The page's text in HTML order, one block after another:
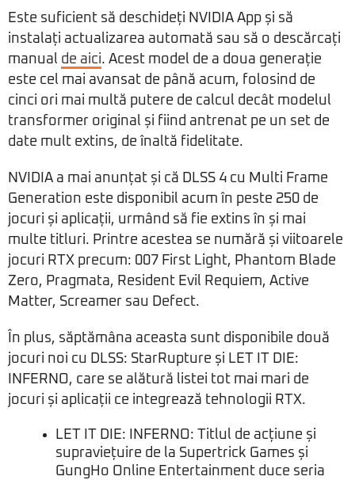
Este suficient să deschideți NVIDIA App și să
instalați actualizarea automată sau să o descărcați
manual de aici. Acest model de a doua generație
este cel mai avansat de până acum, folosind de
cinci ori mai multă putere de calcul decât modelul
transformer original și fiind antrenat pe un set de
date mult extins, de înaltă fidelitate.
NVIDIA a mai anunțat și că DLSS 4 cu Multi Frame
Generation este disponibil acum în peste 250 de
jocuri și aplicații, urmând să fie extins în și mai
multe titluri. Printre acestea se numără și viitoarele
jocuri RTX precum: 007 First Light, Phantom Blade
Zero, Pragmata, Resident Evil Requiem, Active
Matter, Screamer sau Defect.
În plus, săptămâna aceasta sunt disponibile două
jocuri noi cu DLSS: StarRupture și LET IT DIE:
INFERNO, care se alătură listei tot mai mari de
jocuri și aplicații ce integrează tehnologii RTX.
LET IT DIE: INFERNO: Titlul de acțiune și
supraviețuire de la Supertrick Games și
GungHo Online Entertainment duce seria